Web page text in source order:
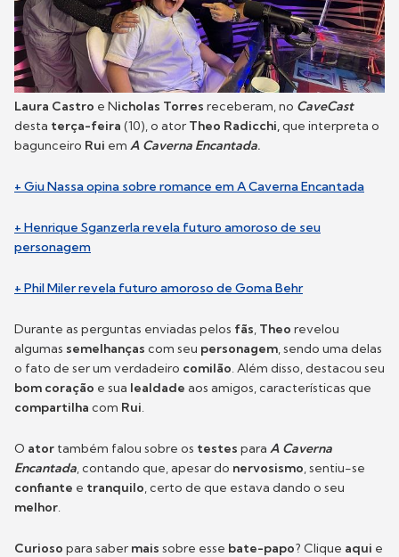
Laura Castro e Nicholas Torres receberam, no CaveCast
desta terça-feira (10), o ator Theo Radicchi,que interpreta o
bagunceiro Rui em A Caverna Encantada.
+ Giu Nassa opina sobre romance em A Caverna Encantada
+ Henrique Sganzerla revela futuro amoroso de seu
personagem
+ Phil Miler revela futuro amoroso de Goma Behr
Durante as perguntas enviadas pelos fãs, Theo revelou
algumas semelhanças com seu personagem, sendo uma delas
o fato de ser um verdadeiro comilão. Além disso, destacou seu
bom coração e sua lealdade aos amigos, características que
compartilha com Rui.
O ator também falou sobre os testes para A Caverna
Encantada, contando que, apesar do nervosismo, sentiu-se
confiante e tranquilo, certo de que estava dando o seu
melhor.
Curioso para saber mais sobre esse bate-papo? Clique aqui e